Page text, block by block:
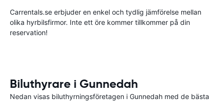
Carrentals.se erbjuder en enkel och tydlig jämförelse mellan
olika hyrbilsfirmor. Inte ett öre kommer tillkommer på din
reservation!
Biluthyrare i Gunnedah
Nedan visas biluthyrningsföretagen i Gunnedah med de bästa